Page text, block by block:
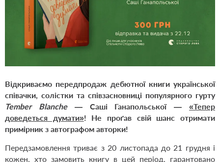
Відкриваємо передпродаж дебютної книги української
співачки, солістки та співзасновниці популярного гурту
Tember Blanche— Саші Ганапольської —«Тепер
доведеться думати»! Не проґав свій шанс отримати
примірник з автографом авторки!
Передзамовлення триває з 20 листопада до 21 грудня і
кожен, хто замовить книгу в цей період, гарантовано